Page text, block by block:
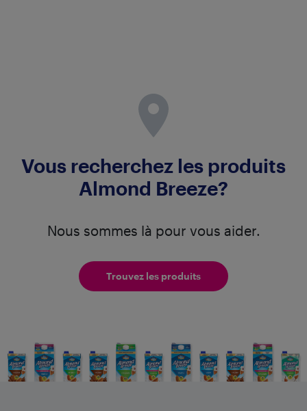
Vous recherchez les produits
Almond Breeze?
Nous sommes là pour vous aider.
Trouvez les produits